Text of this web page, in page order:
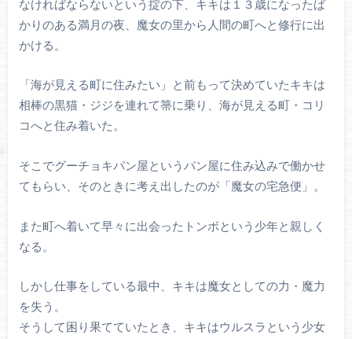
なければならないという掟の下、キキは１３歳になったば
かりのある満月の夜、魔女の里から人間の町へと修行に出
かける。
「海が見える町に住みたい」と前もって決めていたキキは
相棒の黒猫・ジジを連れて箒に乗り、海が見える町・コリ
コへと住み着いた。
そこでグーチョキパン屋というパン屋に住み込みで働かせ
てもらい、そのときに考え出したのが「魔女の宅急便」。
また町へ着いて早々に出会ったトンボという少年と親しく
なる。
しかし仕事をしている最中、キキは魔女としての力・魔力
を失う。
そうして困り果てていたとき、キキはウルスラという少女